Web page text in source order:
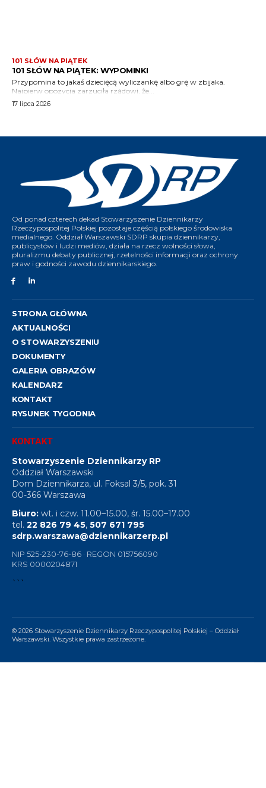
Od ponad czterech dekad Stowarzyszenie Dziennikarzy
Rzeczypospolitej Polskiej pozostaje częścią polskiego środowiska
medialnego. Oddział Warszawski SDRP skupia dziennikarzy,
publicystów i ludzi mediów, działa na rzecz wolności słowa,
pluralizmu debaty publicznej, rzetelności informacji oraz ochrony
praw i godności zawodu dziennikarskiego.
STRONA GŁÓWNA
AKTUALNOŚCI
O STOWARZYSZENIU
DOKUMENTY
GALERIA OBRAZÓW
KALENDARZ
KONTAKT
RYSUNEK TYGODNIA
KONTAKT
Stowarzyszenie Dziennikarzy RP
Oddział Warszawski
Dom Dziennikarza, ul. Foksal 3/5, pok. 31
00-366 Warszawa
Biuro: wt. i czw. 11.00–15.00, śr. 15.00–17.00
tel. 22 826 79 45, 507 671 795
sdrp.warszawa@dziennikarzerp.pl
NIP 525-230-76-86 · REGON 015756090
KRS 0000204871
```
© 2026 Stowarzyszenie Dziennikarzy Rzeczypospolitej Polskiej – Oddział
Warszawski. Wszystkie prawa zastrzeżone.